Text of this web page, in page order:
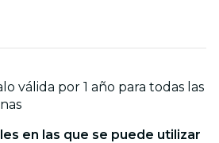
válida por 1 año para todas las
en las que se puede utilizar